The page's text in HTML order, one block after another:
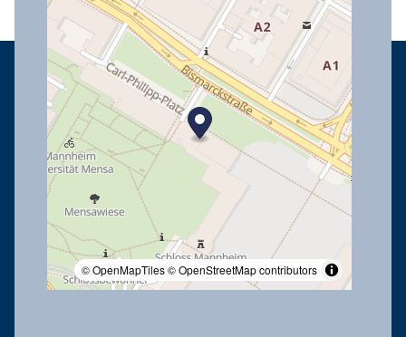
© OpenMapTiles© OpenStreetMap contributors